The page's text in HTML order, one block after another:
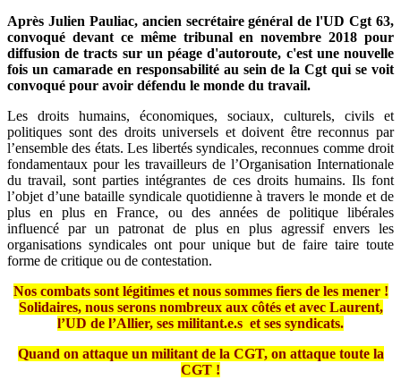
Après Julien Pauliac, ancien secrétaire général de l'UD Cgt 63,
convoqué devant ce même tribunal en novembre 2018 pour
diffusion de tracts sur un péage d'autoroute, c'est une nouvelle
fois un camarade en responsabilité au sein de la Cgt qui se voit
convoqué pour avoir défendu le monde du travail.
Les droits humains, économiques, sociaux, culturels, civils et
politiques sont des droits universels et doivent être reconnus par
l’ensemble des états. Les libertés syndicales, reconnues comme droit
fondamentaux pour les travailleurs de l’Organisation Internationale
du travail, sont parties intégrantes de ces droits humains. Ils font
l’objet d’une bataille syndicale quotidienne à travers le monde et de
plus en plus en France, ou des années de politique libérales
influencé par un patronat de plus en plus agressif envers les
organisations syndicales ont pour unique but de faire taire toute
forme de critique ou de contestation.
Nos combats sont légitimes et nous sommes fiers de les mener !
Solidaires, nous serons nombreux aux côtés et avec Laurent,
l’UD de l’Allier, ses militant.e.s et ses syndicats.
Quand on attaque un militant de la CGT, on attaque toute la
CGT !